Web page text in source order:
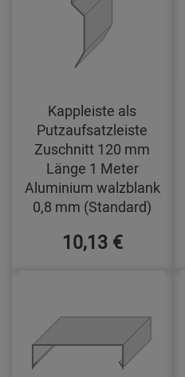
Kappleiste als
Putzaufsatzleiste
Zuschnitt 120 mm
Länge 1 Meter
Aluminium walzblank
0,8 mm (Standard)
10,13 €